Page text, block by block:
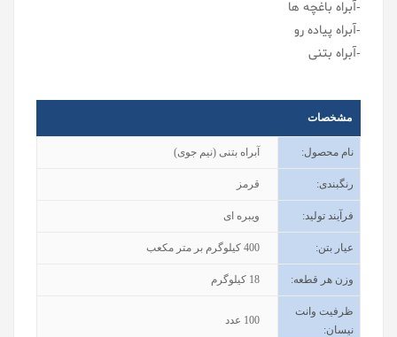
-آبراه باغچه ها
-آبراه پیاده رو
-آبراه بتنی
مشخصات
نام محصول: آبراه بتنی (نیم جوی)
رنگبندی: قرمز
فرآیند تولید: ویبره ای
عیار بتن:
400 کیلوگرم بر متر مکعب
وزن هر قطعه:
18 کیلوگرم
ظرفیت وانت
نیسان:
100 عدد